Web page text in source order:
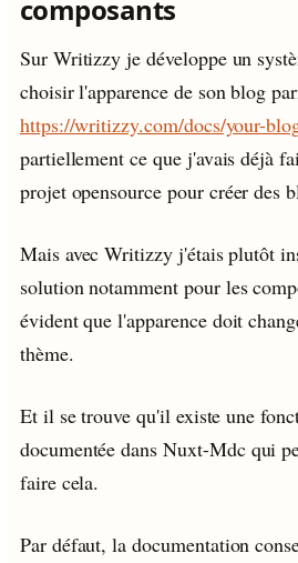
composants
Sur Writizzy je développe un
choisir l'apparence de son blog
https://writizzy.com/docs/your-
partiellement ce que j'avais déjà
projet opensource pour créer des
Mais avec Writizzy j'étais plutôt
solution notamment pour les
évident que l'apparence doit
thème.
Et il se trouve qu'il existe une
documentée dans Nuxt-Mdc qui
faire cela.
Par défaut, la documentation